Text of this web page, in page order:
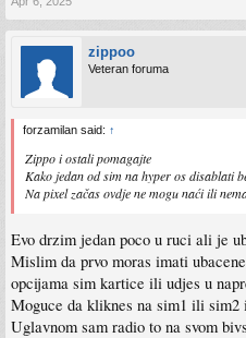
zippoo
Veteran foruma
forzamilan said: ↑
Zippo i ostali pomagajte
Kako jedan od sim na hyper os disablati
Na pixel začas ovdje ne mogu naći ili
Evo drzim jedan poco u ruci ali je
Mislim da prvo moras imati
opcijama sim kartice ili udjes u
Moguce da kliknes na sim1 ili
Uglavnom sam radio to na svom